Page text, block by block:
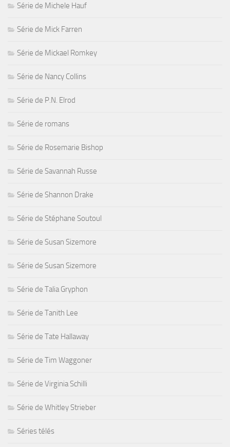
Série de Michele Hauf
Série de Mick Farren
Série de Mickael Romkey
Série de Nancy Collins
Série de P.N. Elrod
Série de romans
Série de Rosemarie Bishop
Série de Savannah Russe
Série de Shannon Drake
Série de Stéphane Soutoul
Série de Susan Sizemore
Série de Susan Sizemore
Série de Talia Gryphon
Série de Tanith Lee
Série de Tate Hallaway
Série de Tim Waggoner
Série de Virginia Schilli
Série de Whitley Strieber
Séries télés